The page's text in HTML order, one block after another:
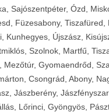
Sajószentpéter, Ózd,
Füzesabony, Tiszafüred,
Kunhegyes, Újszász,
Szolnok, Martfű,
Mezőtúr, Gyomaendrőd,
Csongrád, Abony,
Jászberény,
Lőrinci, Gyöngyös,